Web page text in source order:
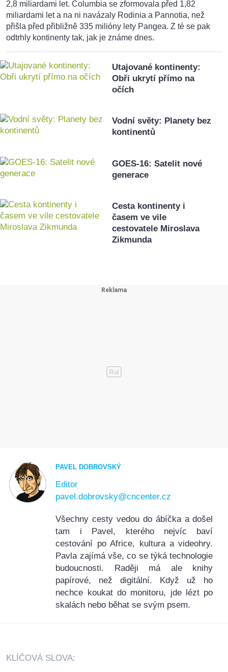
2,8 miliardami let. Columbia se zformovala před 1,82
miliardami let a na ni navázaly Rodinia a Pannotia, než
přišla před přibližně 335 milióny lety Pangea. Z té se pak
odtrhly kontinenty tak, jak je známe dnes.
Utajované kontinenty:
Obři ukrytí přímo na
očích
Vodní světy: Planety bez
kontinentů
GOES-16: Satelit nové
generace
Cesta kontinenty i
časem ve vile
cestovatele Miroslava
Zikmunda
PAVEL DOBROVSKÝ
Editor
pavel.dobrovsky@cncenter.cz
Všechny cesty vedou do ábíčka a došel
tam i Pavel, kterého nejvíc baví
cestování po Africe, kultura a videohry.
Pavla zajímá vše, co se týká technologie
budoucnosti. Raději má ale knihy
papírové, než digitální. Když už ho
nechce koukat do monitoru, jde lézt po
skalách nebo běhat se svým psem.
KLÍČOVÁ SLOVA: